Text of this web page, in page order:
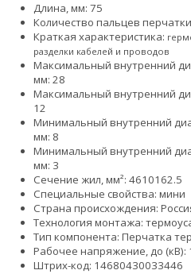
Длина, мм: 75
Количество пальцев
Краткая характеристика:
разделки кабелей и проводов
Максимальный внутренний
мм: 28
Максимальный внутренний
12
Минимальный внутренний
мм: 8
Минимальный внутренний
мм: 3
Сечение жил, мм²: 4610162.5
Специальные свойства: мини
Страна происхождения:
Технология монтажа:
Тип компонента: Перчатка
Рабочее напряжение, до (кВ):
Штрих-код: 14680430033446